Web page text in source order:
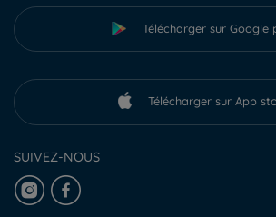
Télécharger sur Google
Télécharger sur App
SUIVEZ-NOUS